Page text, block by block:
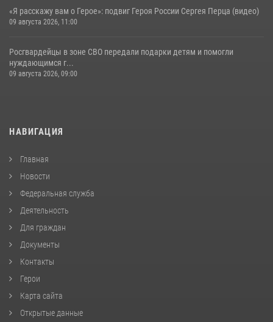
«Я расскажу вам о Герое»: подвиг Героя России Сергея Перца (видео)
09 августа 2026, 11:00
Росгвардейцы в зоне СВО передали подарки детям и помогли
нуждающимся г...
09 августа 2026, 09:00
НАВИГАЦИЯ
Главная
Новости
Федеральная служба
Деятельность
Для граждан
Документы
Контакты
Герои
Карта сайта
Открытые данные